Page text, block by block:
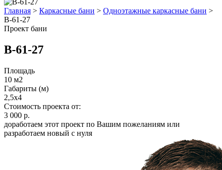
Главная > Каркасные бани > Одноэтажные каркасные бани >
B-61-27
Проект бани
B-61-27
Площадь
10 м2
Габариты (м)
2,5x4
Стоимость проекта от:
3 000 р.
доработаем этот проект по Вашим пожеланиям или
разработаем новый с нуля